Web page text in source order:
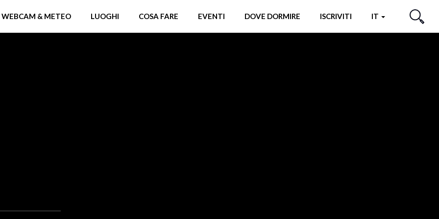
WEBCAM & METEO LUOGHI COSA FARE EVENTI DOVE DORMIRE ISCRIVITI IT
CERCA